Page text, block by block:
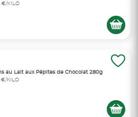
€/KILO
au Lait aux Pépites de Chocolat 280g
€/KILO